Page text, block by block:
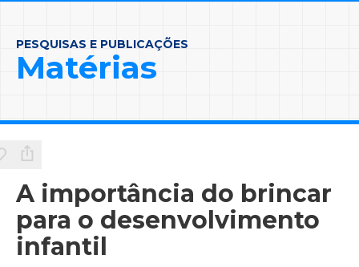
PESQUISAS E PUBLICAÇÕES
Matérias
A importância do brincar
para o desenvolvimento
infantil